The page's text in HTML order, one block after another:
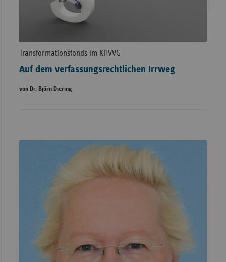
Transformationsfonds im KHVVG
Auf dem verfassungsrechtlichen Irrweg
von Dr. Björn Diering